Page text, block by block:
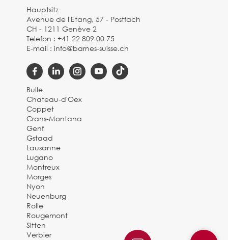
Hauptsitz
Avenue de l'Etang, 57 - Postfach
CH - 1211 Genève 2
Telefon :+41 22 809 00 75
E-mail :info@barnes-suisse.ch
Bulle
Chateau-d'Oex
Coppet
Crans-Montana
Genf
Gstaad
Lausanne
Lugano
Montreux
Morges
Nyon
Neuenburg
Rolle
Rougemont
Sitten
Verbier